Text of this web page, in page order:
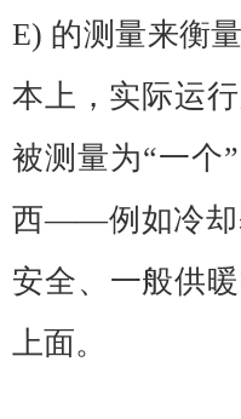
E) 的测量来衡
本上，实际运
被测量为“一个
西——例如冷却
安全、一般供
上面。